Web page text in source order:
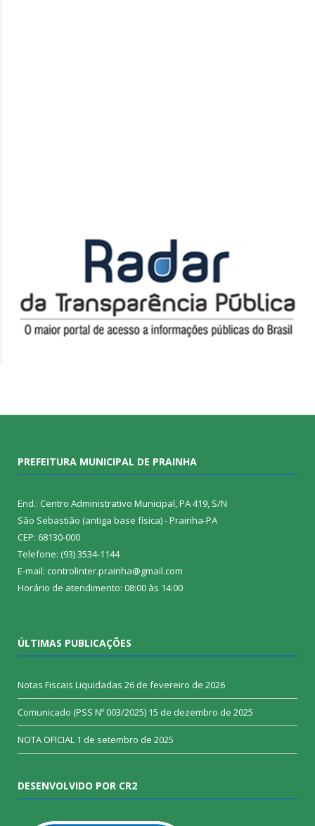
PREFEITURA MUNICIPAL DE PRAINHA
End.: Centro Administrativo Municipal, PA 419, S/N
São Sebastião (antiga base física) - Prainha-PA
CEP: 68130-000
Telefone: (93) 3534-1144
E-mail: controlinter.prainha@gmail.com
Horário de atendimento: 08:00 às 14:00
ÚLTIMAS PUBLICAÇÕES
Notas Fiscais Liquidadas 26 de fevereiro de 2026
Comunicado (PSS Nº 003/2025) 15 de dezembro de 2025
NOTA OFICIAL 1 de setembro de 2025
DESENVOLVIDO POR CR2